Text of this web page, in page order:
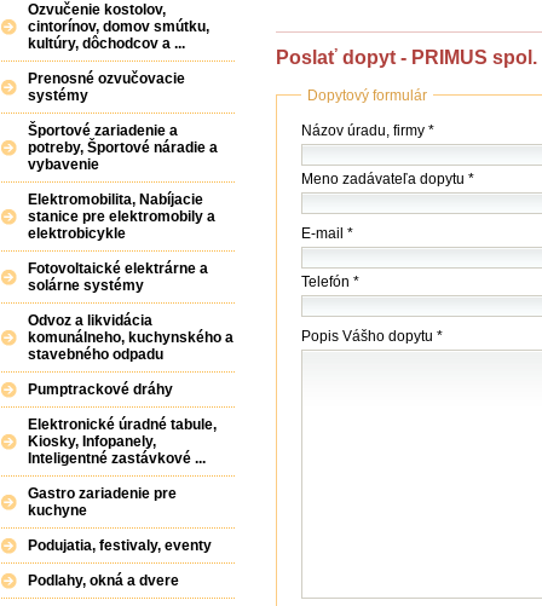
Poslať dopyt - PRIMUS spol.
Dopytový formulár
Názov
(firmy
/
úradu)
Názov úradu, firmy *
Meno zadávateľa dopytu *
E-mail *
Telefón *
Popis Vášho dopytu *
Ozvučenie kostolov,
cintorínov, domov smútku,
kultúry, dôchodcov a ...
Prenosné ozvučovacie
systémy
Športové zariadenie a
potreby, Športové náradie a
vybavenie
Elektromobilita, Nabíjacie
stanice pre elektromobily a
elektrobicykle
Fotovoltaické elektrárne a
solárne systémy
Odvoz a likvidácia
komunálneho, kuchynského a
stavebného odpadu
Pumptrackové dráhy
Elektronické úradné tabule,
Kiosky, Infopanely,
Inteligentné zastávkové ...
Gastro zariadenie pre
kuchyne
Podujatia, festivaly, eventy
Podlahy, okná a dvere